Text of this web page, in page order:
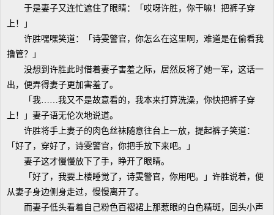
于是妻子又连忙遮住了眼睛：「哎呀许胜，你干嘛！把裤子穿
上！」
许胜嘿嘿笑道：「诗雯警官，你怎么在这里啊，难道是在偷看我
撸管？」
没想到许胜此时借着妻子害羞之际，居然反将了她一军，这话一
出，便弄得妻子更加害羞了。
「我……我又不是故意看的，我本来打算洗澡，你快把裤子穿
上！」妻子语无伦次地说道。
许胜将手上妻子的肉色丝袜随意往台上一放，提起裤子笑道：
「好了，穿好了，诗雯警官，你把手放下来吧。」
妻子这才慢慢放下了手，睁开了眼睛。
「好了，我要上楼睡觉了，诗雯警官，你用吧。」许胜说着，便
从妻子身边侧身走过，慢慢离开了。
而妻子低头看着自己粉色百褶裙上那惹眼的白色精斑，回头小声